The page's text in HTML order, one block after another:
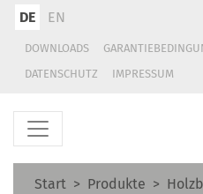
DE EN
DOWNLOADS
DATENSCHUTZ
IMPRESSUM
Start Produkte